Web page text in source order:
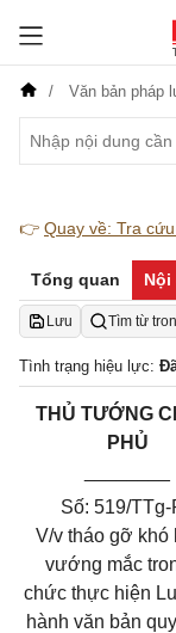
Văn bản pháp
👉 Quay về: Tra
Tổng quan Nội
Lưu Tìm từ
Tình trạng hiệu lực:
THỦ TƯỚNG
PHỦ
Số: 519/TTg-
V/v tháo gỡ khó
vướng mắc
chức thực hiện
hành văn bản